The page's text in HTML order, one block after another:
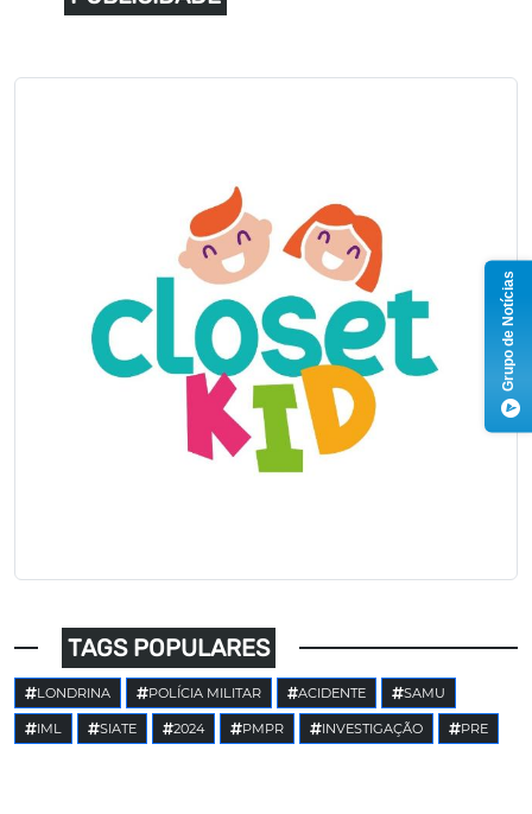
TAGS POPULARES
LONDRINA POLÍCIA MILITAR ACIDENTE SAMU
IML SIATE 2024 PMPR INVESTIGAÇÃO PRE
Grupo de Notícias